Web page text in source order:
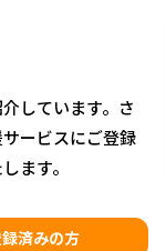
しています。さ
ービスにご登録
ます。
済みの方